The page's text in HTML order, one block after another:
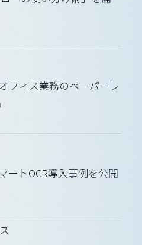
フィス業務のペーパーレ
ートOCR導入事例を公開